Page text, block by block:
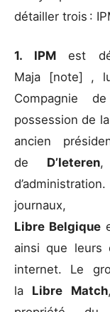
détailler trois :
1. IPMest
Maja [note] ,
Compagnie
possession de
ancien
de D’Ieteren,
Libre Belgique
ainsi que leurs
internet. Le
la Libre Match